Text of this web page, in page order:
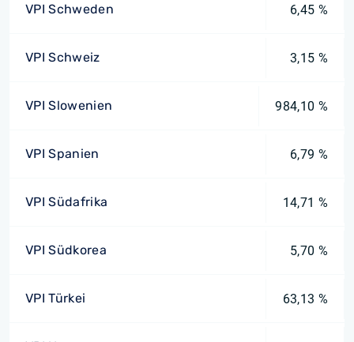
VPI Schweden 6,45 %
VPI Schweiz 3,15 %
VPI Slowenien 984,10 %
VPI Spanien 6,79 %
VPI Südafrika 14,71 %
VPI Südkorea 5,70 %
VPI Türkei 63,13 %